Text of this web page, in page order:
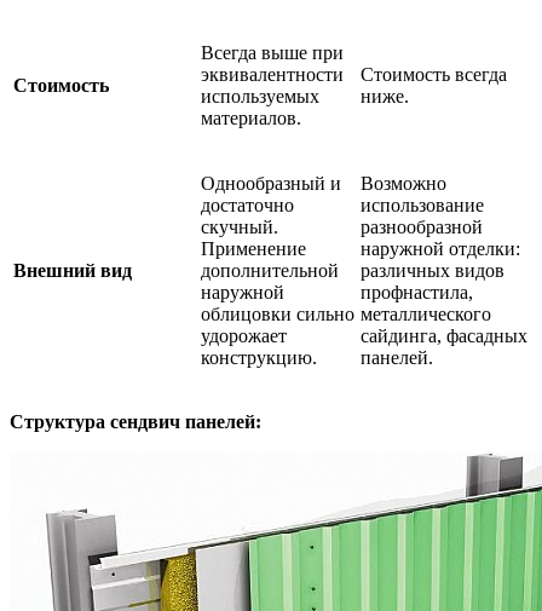
Стоимость
Всегда выше при
эквивалентности
используемых
материалов.
Стоимость всегда
ниже.
Внешний вид
Однообразный и
достаточно
скучный.
Применение
дополнительной
наружной
облицовки сильно
удорожает
конструкцию.
Возможно
использование
разнообразной
наружной отделки:
различных видов
профнастила,
металлического
сайдинга, фасадных
панелей.
Структура сендвич панелей: